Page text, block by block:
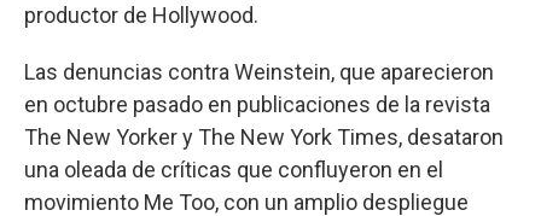
productor de Hollywood.
Las denuncias contra Weinstein, que aparecieron
en octubre pasado en publicaciones de la revista
The New Yorker y The New York Times, desataron
una oleada de críticas que confluyeron en el
movimiento Me Too, con un amplio despliegue